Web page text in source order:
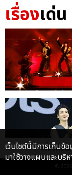
เรื่องเด่น
เกี่ยวกับเ
© 2026
เว็บไซต์นี้มีการเก็บข้
มาใช้วางแผนและบริห